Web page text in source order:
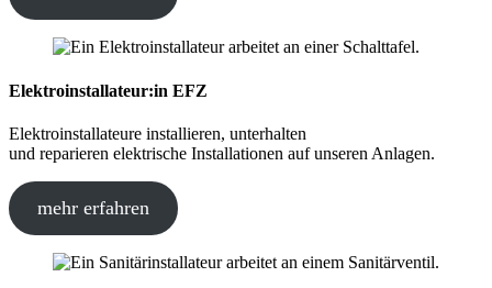
Elektroinstallateur:in EFZ
Elektroinstallateure installieren, unterhalten
und reparieren elektrische Installationen auf unseren Anlagen.
mehr erfahren